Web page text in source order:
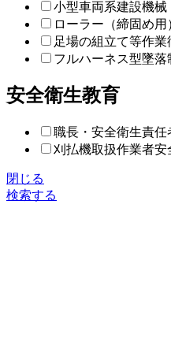
小型車両系建設機
ローラー（締固め
足場の組立て等作
フルハーネス型墜
安全衛生教育
職長・安全衛生責任
刈払機取扱作業者安
閉じる
検索する